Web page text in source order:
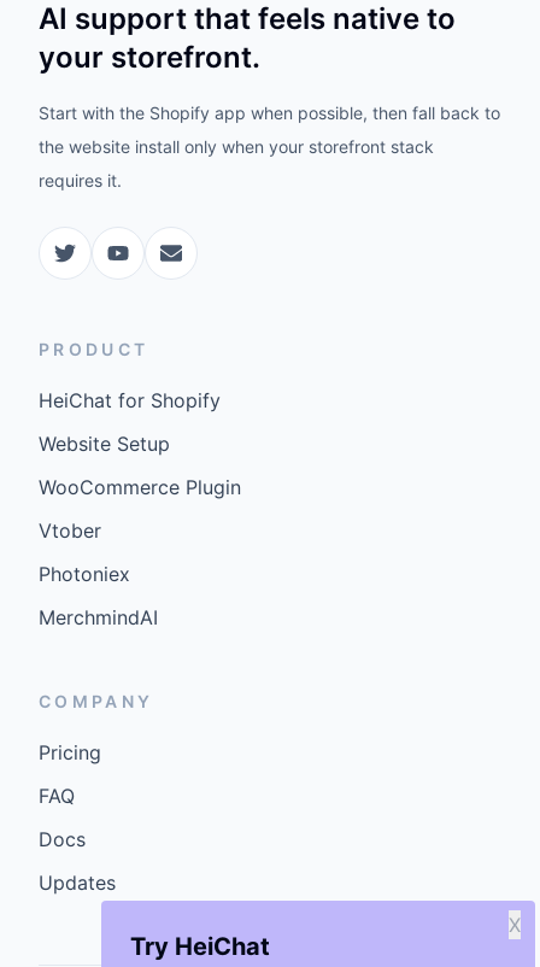
Try HeiChat
X
AI support that feels native to
your storefront.
Start with the Shopify app when possible, then fall back to
the website install only when your storefront stack
requires it.
PRODUCT
HeiChat for Shopify
Website Setup
WooCommerce Plugin
Vtober
Photoniex
MerchmindAI
COMPANY
Pricing
FAQ
Docs
Updates